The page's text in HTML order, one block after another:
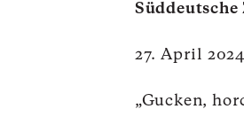
27. April 2024
„Gucken,